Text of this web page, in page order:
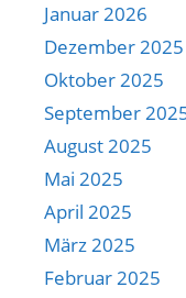
Januar 2026
Dezember 2025
Oktober 2025
September
August 2025
Mai 2025
April 2025
März 2025
Februar 2025